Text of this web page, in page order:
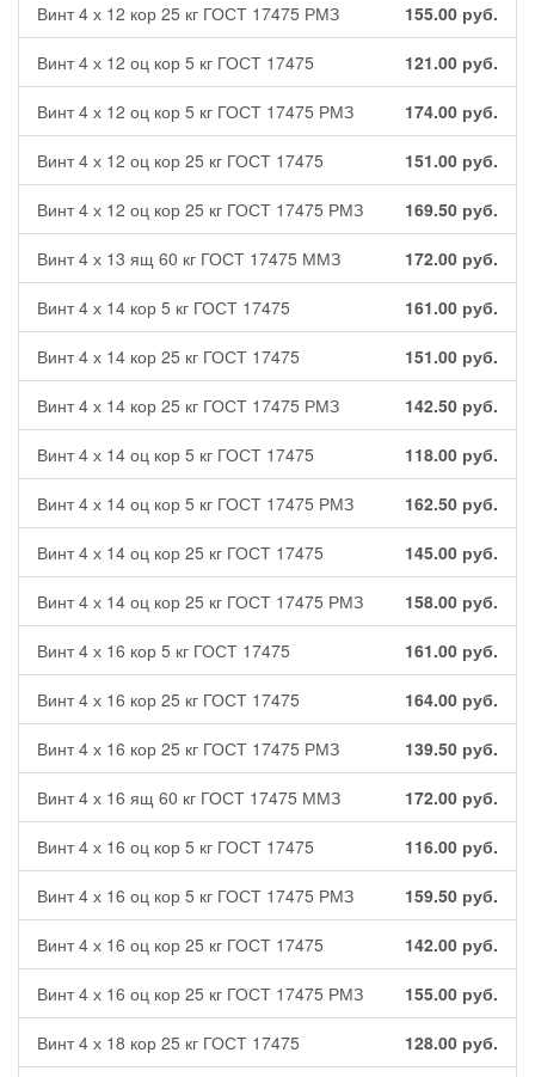
Винт 4 х 12 кор 25 кг ГОСТ 17475 РМЗ 155.00 руб.
Винт 4 х 12 оц кор 5 кг ГОСТ 17475 121.00 руб.
Винт 4 х 12 оц кор 5 кг ГОСТ 17475 РМЗ 174.00 руб.
Винт 4 х 12 оц кор 25 кг ГОСТ 17475 151.00 руб.
Винт 4 х 12 оц кор 25 кг ГОСТ 17475 РМЗ 169.50 руб.
Винт 4 х 13 ящ 60 кг ГОСТ 17475 ММЗ 172.00 руб.
Винт 4 х 14 кор 5 кг ГОСТ 17475 161.00 руб.
Винт 4 х 14 кор 25 кг ГОСТ 17475 151.00 руб.
Винт 4 х 14 кор 25 кг ГОСТ 17475 РМЗ 142.50 руб.
Винт 4 х 14 оц кор 5 кг ГОСТ 17475 118.00 руб.
Винт 4 х 14 оц кор 5 кг ГОСТ 17475 РМЗ 162.50 руб.
Винт 4 х 14 оц кор 25 кг ГОСТ 17475 145.00 руб.
Винт 4 х 14 оц кор 25 кг ГОСТ 17475 РМЗ 158.00 руб.
Винт 4 х 16 кор 5 кг ГОСТ 17475 161.00 руб.
Винт 4 х 16 кор 25 кг ГОСТ 17475 164.00 руб.
Винт 4 х 16 кор 25 кг ГОСТ 17475 РМЗ 139.50 руб.
Винт 4 х 16 ящ 60 кг ГОСТ 17475 ММЗ 172.00 руб.
Винт 4 х 16 оц кор 5 кг ГОСТ 17475 116.00 руб.
Винт 4 х 16 оц кор 5 кг ГОСТ 17475 РМЗ 159.50 руб.
Винт 4 х 16 оц кор 25 кг ГОСТ 17475 142.00 руб.
Винт 4 х 16 оц кор 25 кг ГОСТ 17475 РМЗ 155.00 руб.
Винт 4 х 18 кор 25 кг ГОСТ 17475 128.00 руб.